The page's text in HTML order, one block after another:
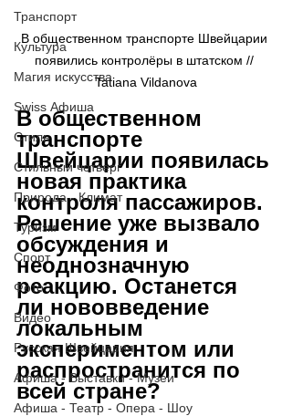
Транспорт
Культура
Магия искусства
Swiss Афиша
Стиль
Стильный четверг
Природа - Климат
Туризм
Спорт
Фото
Видео
Русская Швейцария
Афиша - Выставки - Музеи
Афиша - Театр - Опера - Шоу
В общественном транспорте Швейцарии
появились контролёры в штатском //
Tatiana Vildanova
В общественном
транспорте
Швейцарии появилась
новая практика
контроля пассажиров.
Решение уже вызвало
обсуждения и
неоднозначную
реакцию. Останется
ли нововведение
локальным
экспериментом или
распространится по
всей стране?